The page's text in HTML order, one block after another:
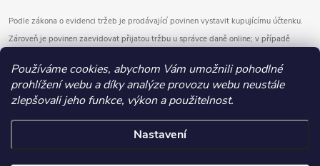
Používáme cookies, abychom Vám umožnili pohodlné
prohlížení webu a díky analýze provozu webu neustále
zlepšovali jeho funkce, výkon a použitelnost.
Nastavení
Podle zákona o evidenci tržeb je prodávající povinen vystavit kupujícímu účtenku.
Zároveň je povinen zaevidovat přijatou tržbu u správce daně online; v případě
Vytvořil Shoptet
Copyright 2026DOMYS. Všechna práva vyhrazena.